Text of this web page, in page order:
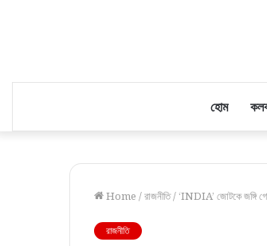
হোম
Home /রাজনীতি/ ‘INDIA’ জোটকে জঙ্গি
রাজনীতি